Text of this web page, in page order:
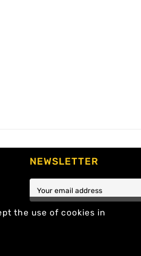
the use of cookies in
NEWSLETTER